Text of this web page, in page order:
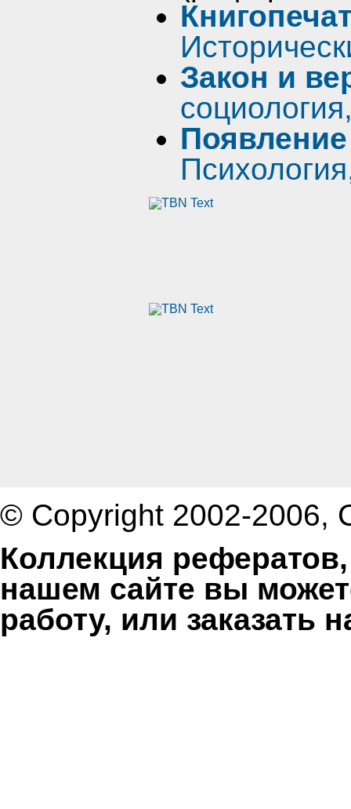
Закон и
© Copyright 2002-2006,
Коллекция
нашем сайте вы
работу, или заказать